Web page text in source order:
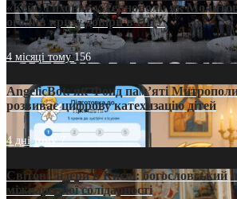
«Кейс Тихона» у Тернополі: як
оголив кризу довіри в ПЦУ
4 місяці тому156
AngelicBot: як Фонд пам’яті
розвиває цифрову катехизацію дітей
4 дні тому7
Світові лідери в Києві: богословський
міжнародної солідарності